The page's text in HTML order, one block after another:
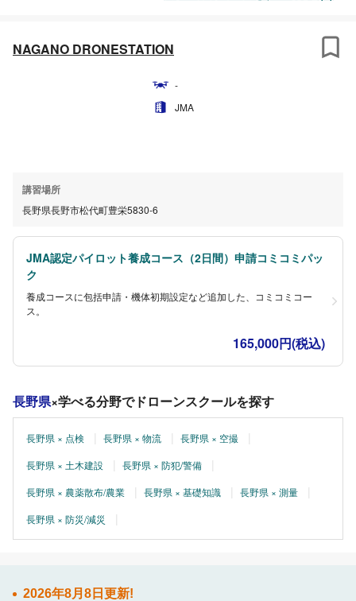
NAGANO DRONESTATION
-
JMA
講習場所
長野県長野市松代町豊栄5830-6
JMA認定パイロット養成コース（2日間）申請コミコミパッ
ク
養成コースに包括申請・機体初期設定など追加した、コミコミコー
ス。
165,000円(税込)
長野県×学べる分野でドローンスクールを探す
長野県 × 点検 長野県 × 物流
長野県 × 空撮
長野県 × 土木建設
長野県 × 防犯/警備
長野県 × 農薬散布/農業
長野県 × 基礎知識
長野県 × 測量
長野県 × 防災/減災
2026年8月8日更新!